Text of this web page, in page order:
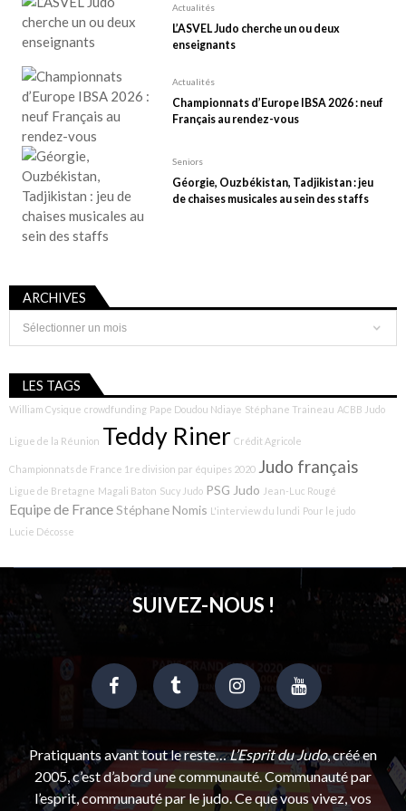
Actualités
L’ASVEL Judo cherche un ou deux
enseignants
Actualités
Championnats d’Europe IBSA 2026 : neuf
Français au rendez-vous
Seniors
Géorgie, Ouzbékistan, Tadjikistan : jeu
de chaises musicales au sein des staffs
ARCHIVES
Archives
LES TAGS
William Cysique crowdfunding Pape Doudou Ndiaye Stéphane Traineau ACBB Judo
Ligue de la Réunion Teddy Riner Crédit Agricole
Championnats de France 1re division par équipes 2020 Judo français
Ligue de Bretagne Magali Baton Sucy Judo PSG Judo Jean-Luc Rougé
Equipe de FranceStéphane Nomis L'interview du lundi Pour le judo
Lucie Décosse
SUIVEZ-NOUS !
Pratiquants avant tout le reste…L’Esprit du Judo, créé en
2005, c’est d’abord une communauté. Communauté par
l’esprit, communauté par le judo. Ce que vous vivez, vos